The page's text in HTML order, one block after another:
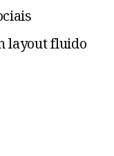
layout fluido